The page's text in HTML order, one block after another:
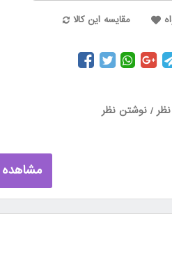
مقایسه این کالا
/ نوشتن نظر